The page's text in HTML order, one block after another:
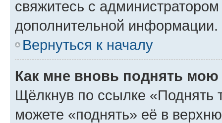
свяжитесь с
дополнительной информации.
Вернуться к началу
Как мне вновь поднять мою
Щёлкнув по ссылке «Поднять
можете «поднять» её в